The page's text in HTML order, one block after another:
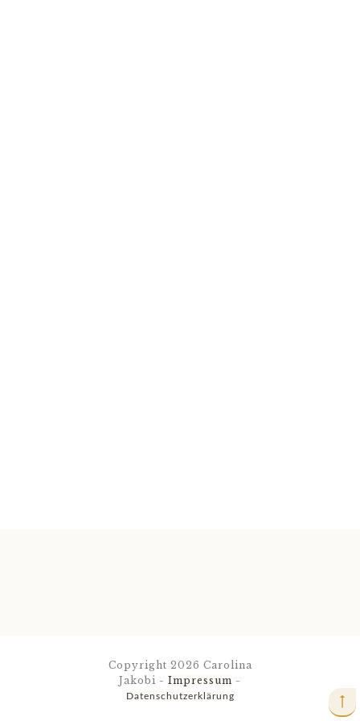
Copyright 2026 Carolina
Jakobi - Impressum -
Datenschutzerklärung